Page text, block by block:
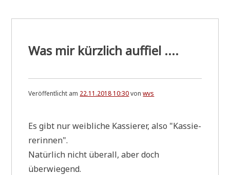
Was mir kürzlich auffiel ....
Veröffentlicht am 22.11.2018 10:30vonwvs
Es gibt nur weib­li­che Kas­sie­rer, also "Kas­sie­
re­rin­nen".
Natür­lich nicht über­all, aber doch
überwiegend.